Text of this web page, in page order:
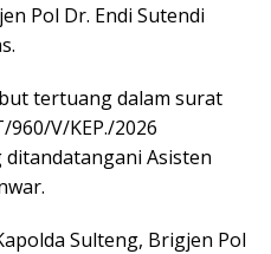
Pol Dr. Endi Sutendi
tertuang dalam surat
V/KEP./2026
Asisten
Sulteng, Brigjen Pol